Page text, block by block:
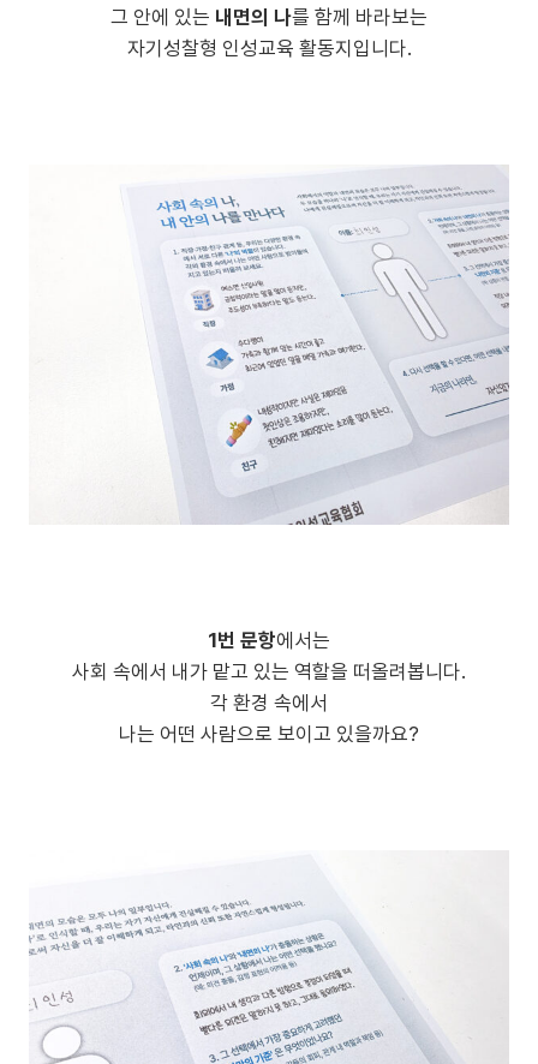
그 안에 있는 내면의 나를 함께 바라보는
자기성찰형 인성교육 활동지입니다.
1번 문항에서는
사회 속에서 내가 맡고 있는 역할을 떠올려봅니다.
각 환경 속에서
나는 어떤 사람으로 보이고 있을까요?